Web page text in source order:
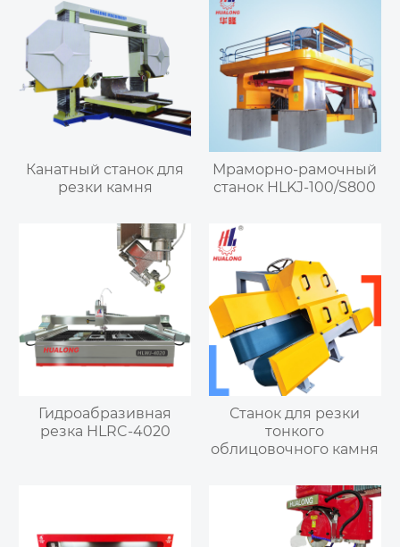
Канатный станок для
резки камня
Мраморно-рамочный
станок HLKJ-100/S800
Гидроабразивная
резка HLRC-4020
Станок для резки
тонкого
облицовочного камня